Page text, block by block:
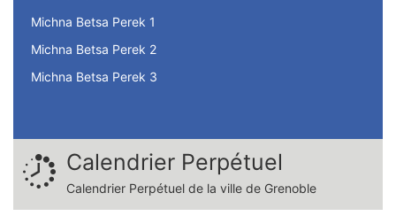
Michna Betsa Perek 1
Michna Betsa Perek 2
Michna Betsa Perek 3
Calendrier Perpétuel
Calendrier Perpétuel de la ville de Grenoble